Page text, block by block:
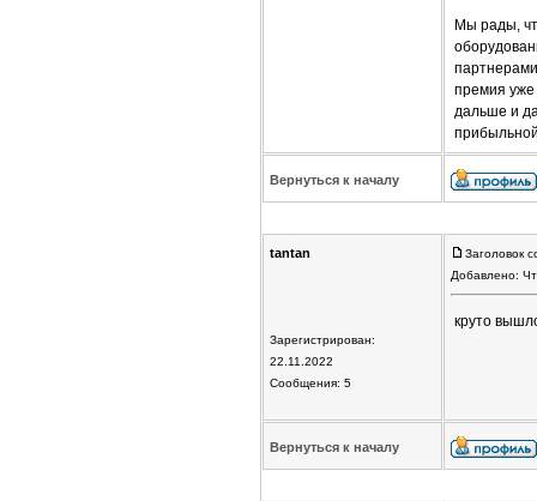
Мы рады,
премия уже
дальше и
Вернуться к началу
tantan
Зарегистрирован:
22.11.2022
Сообщения: 5
Заголовок
Добавлено:
круто
Вернуться к началу